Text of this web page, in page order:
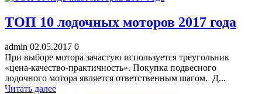
ТОП 10 лодочных моторов 2017 года
admin 02.05.2017 0
При выборе мотора зачастую используется треугольник
«цена-качество-практичность». Покупка подвесного
лодочного мотора является ответственным шагом. Д...
Читать далее